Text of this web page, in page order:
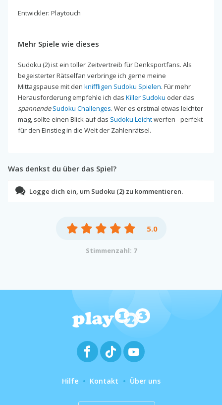
Entwickler: Playtouch
Mehr Spiele wie dieses
Sudoku (2) ist ein toller Zeitvertreib für Denksportfans. Als
begeisterter Rätselfan verbringe ich gerne meine
Mittagspause mit den kniffligen Sudoku Spielen. Für mehr
Herausforderung empfehle ich das Killer Sudoku oder das
spannende Sudoku Challenges. Wer es erstmal etwas leichter
mag, sollte einen Blick auf das Sudoku Leichtwerfen - perfekt
für den Einstieg in die Welt der Zahlenrätsel.
Was denkst du über das Spiel?
Logge dich ein, um Sudoku (2) zu kommentieren.
5.0
Stimmenzahl: 7
Hilfe Kontakt Über uns